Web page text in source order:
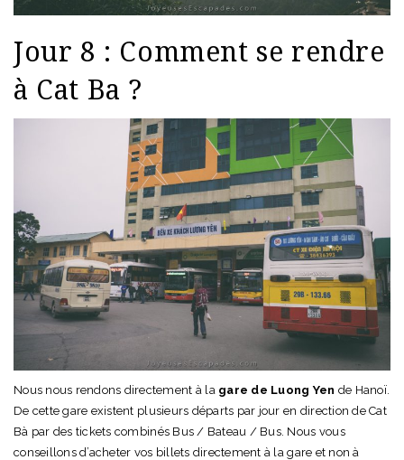
Jour 8 : Comment se rendre
à Cat Ba ?
Nous nous rendons directement à la gare de Luong Yen de Hanoï.
De cette gare existent plusieurs départs par jour en direction de Cat
Bà par des tickets combinés Bus / Bateau / Bus. Nous vous
conseillons d’acheter vos billets directement à la gare et non à